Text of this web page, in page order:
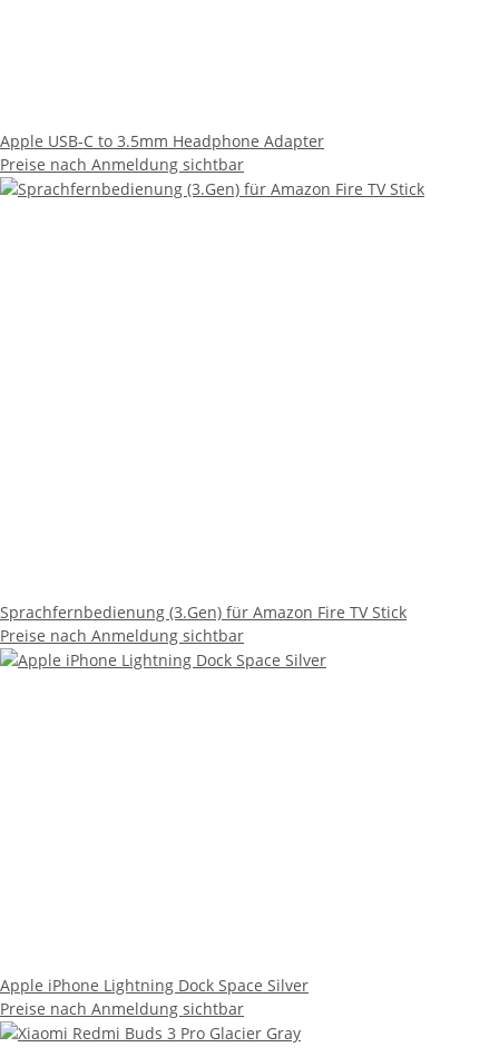
Apple USB-C to 3.5mm Headphone Adapter
Preise nach Anmeldung sichtbar
Sprachfernbedienung (3.Gen) für Amazon Fire TV Stick
Preise nach Anmeldung sichtbar
Apple iPhone Lightning Dock Space Silver
Preise nach Anmeldung sichtbar